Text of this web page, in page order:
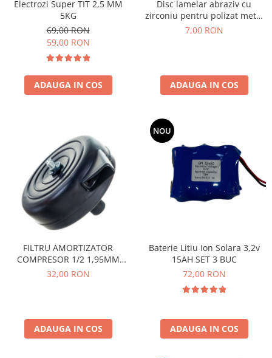
Electrozi Super TIT 2,5 MM
5KG
69,00 RON
59,00 RON
ADAUGA IN COS
Disc lamelar abraziv cu
zirconiu pentru polizat metal
inox P60, 125mm
7,00 RON
ADAUGA IN COS
FILTRU AMORTIZATOR
COMPRESOR 1/2 1,95MM
ROTOR (PLASTIC)
32,00 RON
ADAUGA IN COS
NOU
Baterie Litiu Ion Solara 3,2v
15AH SET 3 BUC
72,00 RON
ADAUGA IN COS